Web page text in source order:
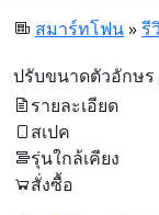
สมาร์ทโฟน»รี
ปรับขนาดตัวอักษร
รายละเอียด
สเปค
รุ่นใกล้เคียง
สั่งซื้อ